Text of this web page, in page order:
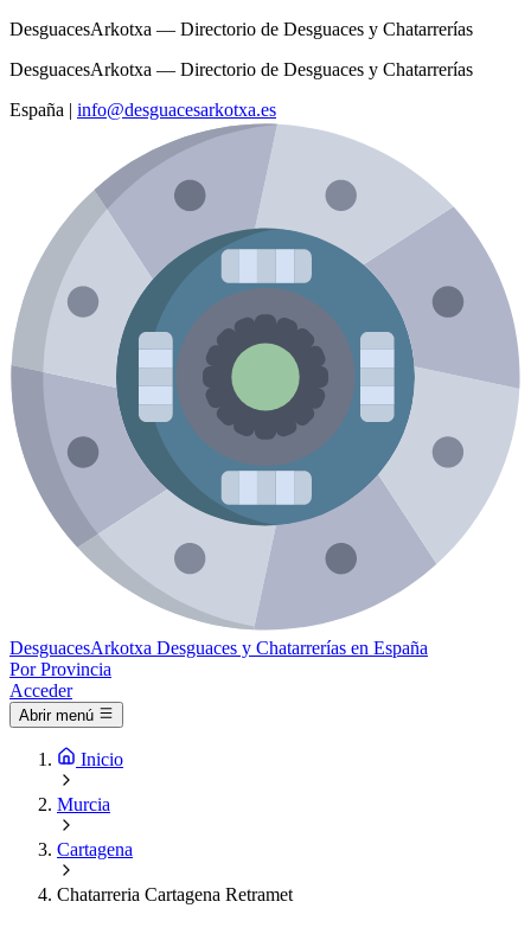
DesguacesArkotxa — Directorio de Desguaces y Chatarrerías
DesguacesArkotxa — Directorio de Desguaces y Chatarrerías
España | info@desguacesarkotxa.es
DesguacesArkotxa Desguaces y Chatarrerías en España
Por Provincia
Acceder
Abrir menú
Inicio
Murcia
Cartagena
Chatarreria Cartagena Retramet